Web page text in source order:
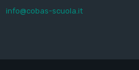
info@cobas-scuola.it